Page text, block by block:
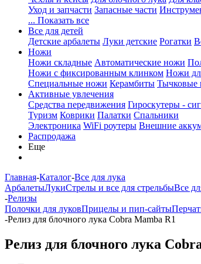
Уход и запчасти Запасные части
... Показать все
Все для детей
Детские арбалеты Луки детские Рогатки
Ножи
Ножи складные Автоматические ножи
Ножи с фиксированным клинком Ножи
Специальные ножи Керамбиты Тычковые
Активные увлечения
Средства передвижения Гироскутеры -
Туризм Коврики Палатки Спальники
Электроника WiFi роутеры Внешние
Распродажа
Еще
Главная-Каталог-Все для лука
АрбалетыЛукиСтрелы и все для стрельбыВсе
-Релизы
Полочки для луковПрицелы и пип-сайты
-Релиз для блочного лука Cobra Mamba R1
Релиз для блочного лука